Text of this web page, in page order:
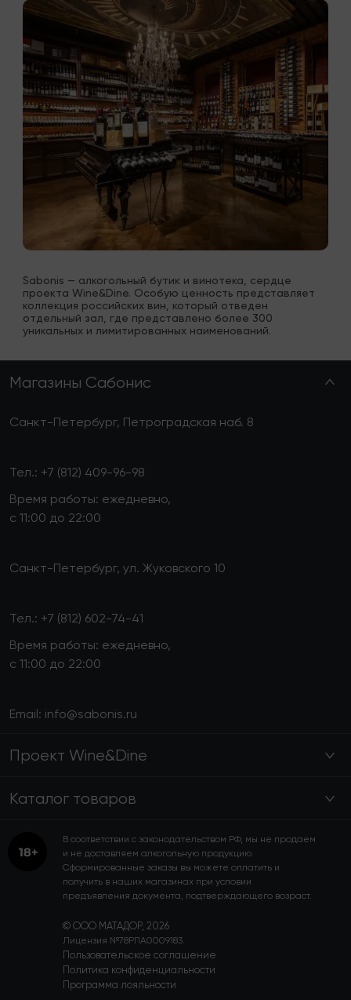
Sabonis — алкогольный бутик и винотека, сердце
проекта Wine&Dine. Особую ценность представляет
коллекция российских вин, который отведен
отдельный зал, где представлено более 300
уникальных и лимитированных наименований.
Магазины Сабонис
Санкт-Петербург, Петроградская наб. 8
Тел.: +7 (812) 409-96-98
Время работы: ежедневно,
с 11:00 до 22:00
Санкт-Петербург, ул. Жуковского 10
Тел.: +7 (812) 602-74-41
Время работы: ежедневно,
с 11:00 до 22:00
Email: info@sabonis.ru
Проект Wine&Dine
Каталог товаров
© ООО МАТАДОР, 2026
Лицензия №78РПА0009183.
Пользовательское соглашение
Политика конфиденциальности
Программа лояльности
В соответствии с законодательством РФ, мы не продаем
и не доставляем алкогольную продукцию.
Сформированные заказы вы можете оплатить и
получить в наших магазинах при условии
предъявления документа, подтверждающего возраст.